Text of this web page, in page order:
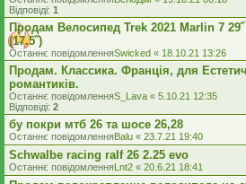
Відповіді: 1
Продам Велосипед Trek 2021 Marlin 7
(17.5˝)
Останнє повідомленняSwicked « 18.10.21 13:26
Продам. Классика. Франція, для
романтиків.
Останнє повідомленняS_Lava « 5.10.21 12:35
Відповіді: 2
бу покри мтб 26 та шосе 26,28
Останнє повідомленняBalu « 23.7.21 19:40
Schwalbe racing ralf 26 2.25 evo
Останнє повідомленняLnt2 « 20.6.21 18:41